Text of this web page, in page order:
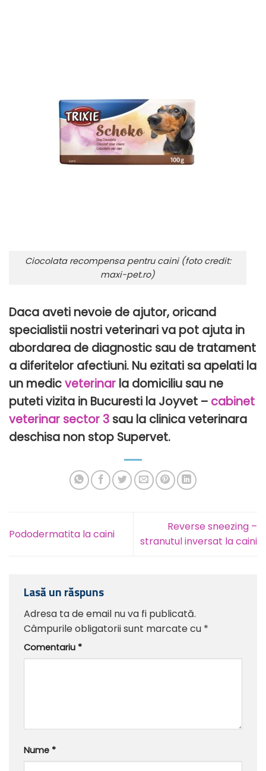
Ciocolata recompensa pentru caini (foto credit:
maxi-pet.ro)
Daca aveti nevoie de ajutor, oricand
specialistii nostri veterinari va pot ajuta in
abordarea de diagnostic sau de tratament
a diferitelor afectiuni. Nu ezitati sa apelati la
un medicveterinar la domiciliu sau ne
puteti vizita in Bucuresti la Joyvet – cabinet
veterinar sector 3 sau la clinica veterinara
deschisa non stop Supervet.
Pododermatita la caini
Reverse sneezing –
stranutul inversat la caini
Lasă un răspuns
Adresa ta de email nu va fi publicată.
Câmpurile obligatorii sunt marcate cu *
Comentariu *
Nume *